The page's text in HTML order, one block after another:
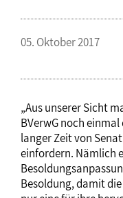
05. Oktober 2017
„Aus unserer Sicht
BVerwG noch
langer Zeit von
einfordern. Nämlich
Besoldung, damit